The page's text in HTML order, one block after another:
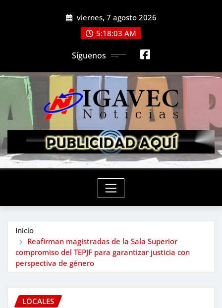
viernes, 7 agosto 2026
5:18:05 AM
Síguenos
Inicio
Reafirman magistradas de la Sala Superior
compromiso del TEPJF para garantizar justicia con
perspectiva de género
LOCALES